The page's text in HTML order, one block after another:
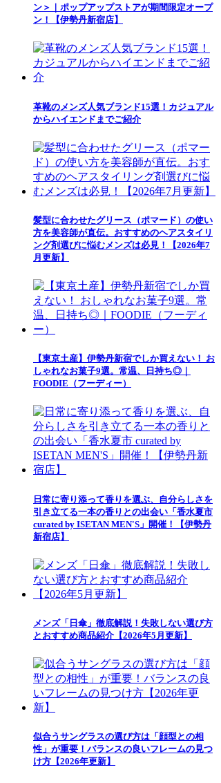
ン＞｜ポップアップストアが期間限定オープ
ン！【伊勢丹新宿店】
革靴のメンズ人気ブランド15選！カジュアル
からハイエンドまでご紹介
髪型に合わせたグリース（ポマード）の使い
方を美容師が直伝。おすすめのヘアスタイリ
ング剤選びに悩むメンズは必見！【2026年7
月更新】
【東京土産】伊勢丹新宿でしか買えない！ お
しゃれなお菓子9選。常温、日持ち◎｜
FOODIE（フーディー）
日常に寄り添って香りを選ぶ、自分らしさを
引き立てる一本の香りとの出会い「香水夏市
curated by ISETAN MEN'S」開催！【伊勢丹
新宿店】
メンズ「日傘」徹底解説！失敗しない選び方
とおすすめ商品紹介【2026年5月更新】
似合うサングラスの選び方は「顔型との相
性」が重要！バランスの良いフレームの見つ
け方【2026年更新】